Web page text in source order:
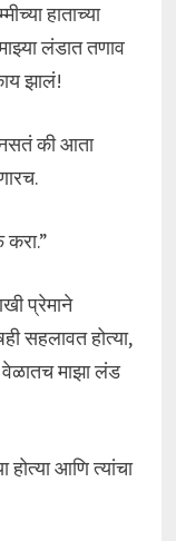
हाताच्या
लंडात तणाव
झालं!
की आता
करा.”
प्रेमाने
सहलावत होत्या,
माझा लंड
होत्या आणि त्यांचा